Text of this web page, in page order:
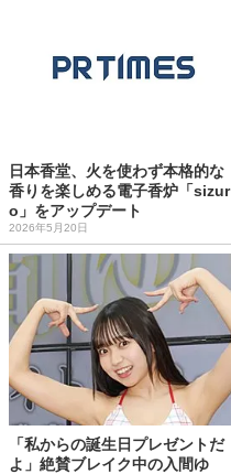
日本香堂、火を使わず本格的な
香りを楽しめる電子香炉「sizur
o」をアップデート
2026年5月20日
「私からの誕生日プレゼントだ
よ」絶賛ブレイク中の入間ゆ